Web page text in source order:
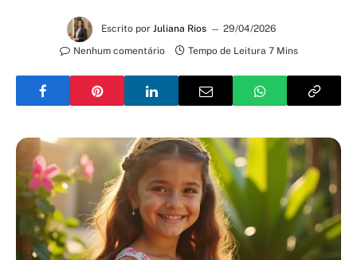
Escrito por Juliana Rios
29/04/2026
Nenhum comentário
Tempo de Leitura 7 Mins